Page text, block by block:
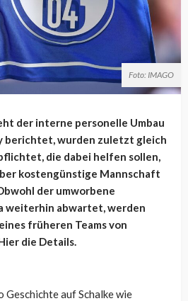
Foto: IMAGO
der interne personelle Umbau
berichtet, wurden zuletzt gleich
die dabei helfen sollen,
kostengünstige Mannschaft
der umworbene
weiterhin abwartet, werden
früheren Teams von
die Details.
Geschichte auf Schalke wie